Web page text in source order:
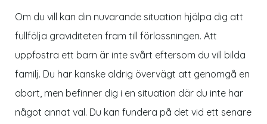
Om du vill kan din nuvarande situation hjälpa dig att
fullfölja graviditeten fram till förlossningen. Att
uppfostra ett barn är inte svårt eftersom du vill bilda
familj. Du har kanske aldrig övervägt att genomgå en
abort, men befinner dig i en situation där du inte har
något annat val. Du kan fundera på det vid ett senare